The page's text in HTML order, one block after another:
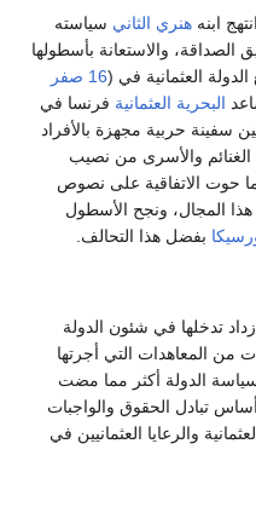
ابنه هنري الثاني سياسته
الصداقة، والاستعانة بأسطولها
الدولة العثمانية في (16 صفر
البحرية العثمانية فرنسا في
سفينة حربية مجهزة بالأفراد
الغنائم والأسرى من نصيب
حوت الاتفاقية على نصوص
هذا المجال، ونجح الأسطول
بفضل هذا التحالف.
تدخلها في شئون الدولة
من المعاهدات التي أجرتها
سياسة الدولة أكثر مما مضت
تبادل الحقوق والواجبات
والرعايا العثمانيين في